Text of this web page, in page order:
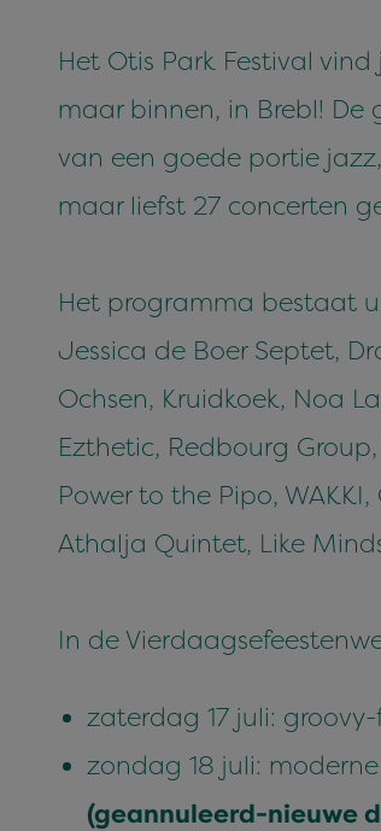
Het Otis Park Festival
maar binnen, in Brebl!
van een goede portie
maar liefst 27 concerten
Het programma bestaat
Jessica de Boer Septet,
Ochsen, Kruidkoek, Noa
Ezthetic, Redbourg
Power to the Pipo,
Athalja Quintet, Like
In de
zaterdag 17 juli:
zondag 18 juli:
(geannuleerd-nieuwe